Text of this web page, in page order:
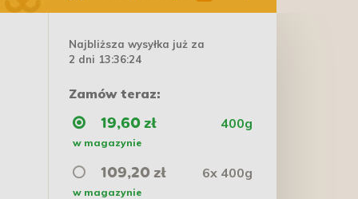
Najbliższa wysyłka już za
2 dni 13:36:24
Zamów teraz:
19,60 zł 400g
w magazynie
109,20 zł 6x 400g
w magazynie